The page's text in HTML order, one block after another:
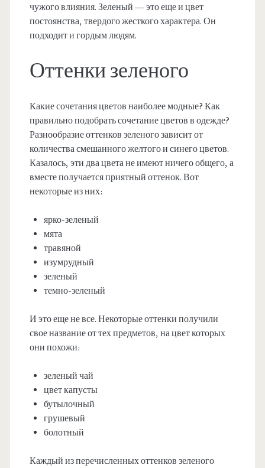
чужого влияния. Зеленый — это еще и цвет
постоянства, твердого жесткого характера. Он
подходит и гордым людям.
Оттенки зеленого
Какие сочетания цветов наиболее модные? Как
правильно подобрать сочетание цветов в одежде?
Разнообразие оттенков зеленого зависит от
количества смешанного желтого и синего цветов.
Казалось, эти два цвета не имеют ничего общего, а
вместе получается приятный оттенок. Вот
некоторые из них:
ярко-зеленый
мята
травяной
изумрудный
зеленый
темно-зеленый
И это еще не все. Некоторые оттенки получили
свое название от тех предметов, на цвет которых
они похожи:
зеленый чай
цвет капусты
бутылочный
грушевый
болотный
Каждый из перечисленных оттенков зеленого